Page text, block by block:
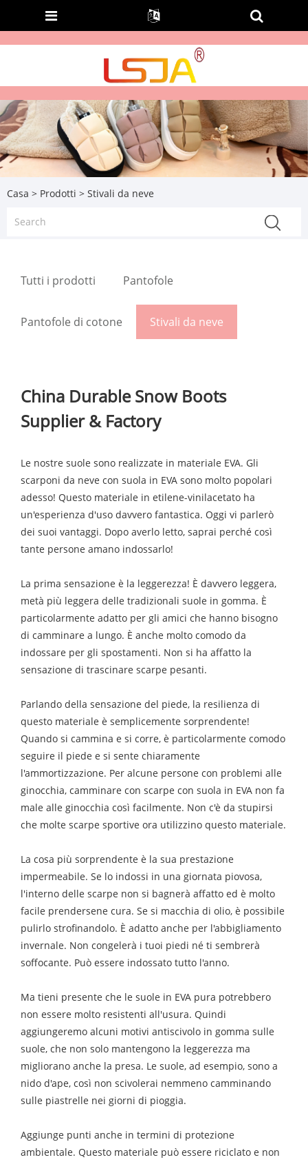
Casa > Prodotti > Stivali da neve
Tutti i prodotti Pantofole
Pantofole di cotone Stivali da neve
China Durable Snow Boots
Supplier & Factory
Le nostre suole sono realizzate in materiale EVA. Gli
scarponi da neve con suola in EVA sono molto popolari
adesso! Questo materiale in etilene-vinilacetato ha
un'esperienza d'uso davvero fantastica. Oggi vi parlerò
dei suoi vantaggi. Dopo averlo letto, saprai perché così
tante persone amano indossarlo!
La prima sensazione è la leggerezza! È davvero leggera,
metà più leggera delle tradizionali suole in gomma. È
particolarmente adatto per gli amici che hanno bisogno
di camminare a lungo. È anche molto comodo da
indossare per gli spostamenti. Non si ha affatto la
sensazione di trascinare scarpe pesanti.
Parlando della sensazione del piede, la resilienza di
questo materiale è semplicemente sorprendente!
Quando si cammina e si corre, è particolarmente comodo
seguire il piede e si sente chiaramente
l'ammortizzazione. Per alcune persone con problemi alle
ginocchia, camminare con scarpe con suola in EVA non fa
male alle ginocchia così facilmente. Non c'è da stupirsi
che molte scarpe sportive ora utilizzino questo materiale.
La cosa più sorprendente è la sua prestazione
impermeabile. Se lo indossi in una giornata piovosa,
l'interno delle scarpe non si bagnerà affatto ed è molto
facile prendersene cura. Se si macchia di olio, è possibile
pulirlo strofinandolo. È adatto anche per l'abbigliamento
invernale. Non congelerà i tuoi piedi né ti sembrerà
soffocante. Può essere indossato tutto l'anno.
Ma tieni presente che le suole in EVA pura potrebbero
non essere molto resistenti all'usura. Quindi
aggiungeremo alcuni motivi antiscivolo in gomma sulle
suole, che non solo mantengono la leggerezza ma
migliorano anche la presa. Le suole, ad esempio, sono a
nido d'ape, così non scivolerai nemmeno camminando
sulle piastrelle nei giorni di pioggia.
Aggiunge punti anche in termini di protezione
ambientale. Questo materiale può essere riciclato e non